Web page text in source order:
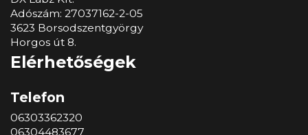
Adószám: 27037162-2-05
3623 Borsodszentgyörgy
Horgos út 8.
Elérhetőségek
Telefon
06303362320
06304483677